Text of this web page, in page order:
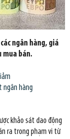
ngân hàng, giá
mua bán.
ngân hàng
khảo sát dao động
ra trong phạm vi từ